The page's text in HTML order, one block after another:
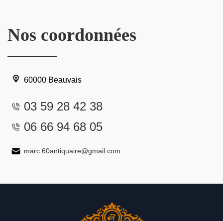
Nos coordonnées
60000 Beauvais
03 59 28 42 38
06 66 94 68 05
marc.60antiquaire@gmail.com